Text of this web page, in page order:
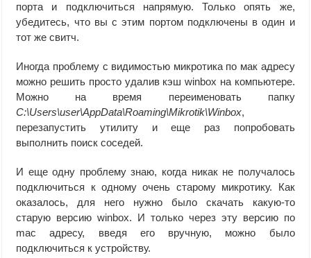
порта и подключиться напрямую. Только опять же,
убедитесь, что вы с этим портом подключены в один и
тот же свитч.
Иногда проблему с видимостью микротика по мак адресу
можно решить просто удалив кэш winbox на компьютере.
Можно на время переименовать папку
C:\Users\user\AppData\Roaming\Mikrotik\Winbox,
перезапустить утилиту и еще раз попробовать
выполнить поиск соседей.
И еще одну проблему знаю, когда никак не получалось
подключиться к одному очень старому микротику. Как
оказалось, для него нужно было скачать какую-то
старую версию winbox. И только через эту версию по
mac адресу, введя его вручную, можно было
подключиться к устройству.